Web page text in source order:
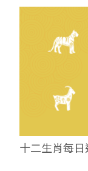
十二生肖每日